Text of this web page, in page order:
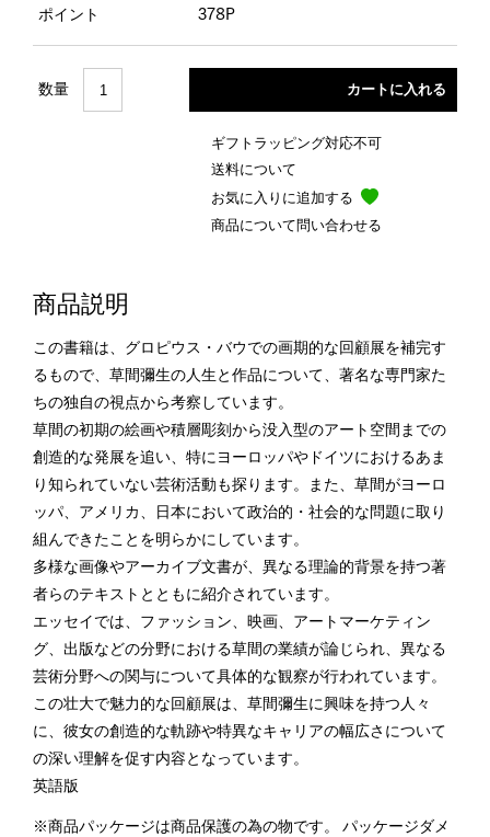
ポイント
378P
数量
ギフトラッピング対応不可
送料について
お気に入りに追加する
商品について問い合わせる
商品説明
この書籍は、グロピウス・バウでの画期的な回顧展を補完す
るもので、草間彌生の人生と作品について、著名な専門家た
ちの独自の視点から考察しています。
草間の初期の絵画や積層彫刻から没入型のアート空間までの
創造的な発展を追い、特にヨーロッパやドイツにおけるあま
り知られていない芸術活動も探ります。また、草間がヨーロ
ッパ、アメリカ、日本において政治的・社会的な問題に取り
組んできたことを明らかにしています。
多様な画像やアーカイブ文書が、異なる理論的背景を持つ著
者らのテキストとともに紹介されています。
エッセイでは、ファッション、映画、アートマーケティン
グ、出版などの分野における草間の業績が論じられ、異なる
芸術分野への関与について具体的な観察が行われています。
この壮大で魅力的な回顧展は、草間彌生に興味を持つ人々
に、彼女の創造的な軌跡や特異なキャリアの幅広さについて
の深い理解を促す内容となっています。
英語版
※商品パッケージは商品保護の為の物です。 パッケージダメ